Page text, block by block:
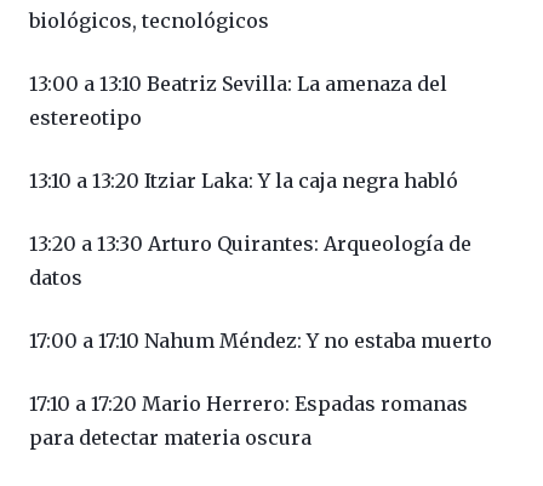
biológicos, tecnológicos
13:00 a 13:10 Beatriz Sevilla: La amenaza del
estereotipo
13:10 a 13:20 Itziar Laka: Y la caja negra habló
13:20 a 13:30 Arturo Quirantes: Arqueología de
datos
17:00 a 17:10 Nahum Méndez: Y no estaba muerto
17:10 a 17:20 Mario Herrero: Espadas romanas
para detectar materia oscura